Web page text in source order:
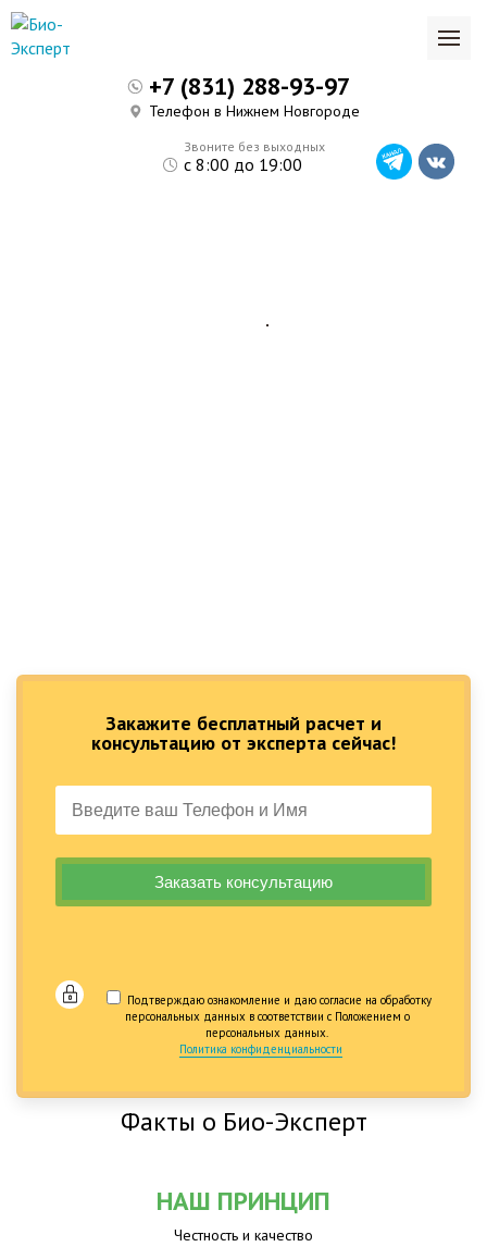
Закажите бесплатный расчет и
консультацию от эксперта сейчас!
Подтверждаю ознакомление и даю согласие на обработку
персональных данных в соответствии с Положением о
персональных данных.
Политика конфиденциальности
Звоните без выходных
с 8:00 до 19:00
+7 (831) 288-93-97
Телефон в Нижнем Новгороде
Факты о Био-Эксперт
НАШ ПРИНЦИП
Честность и качество